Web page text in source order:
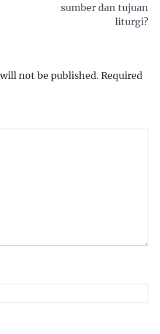
sumber dan tujuan
liturgi?
not be published. Required